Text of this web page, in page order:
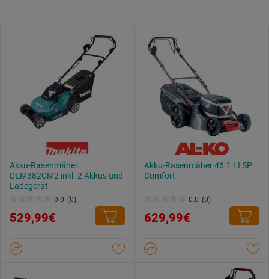
Akku-Rasenmäher
DLM382CM2 inkl. 2 Akkus und
Ladegerät
0.0 (0)
von
Sternen.
529,99€
Akku-Rasenmäher 46.1 LI SP
Comfort
0.0 (0)
von
Sternen.
629,99€